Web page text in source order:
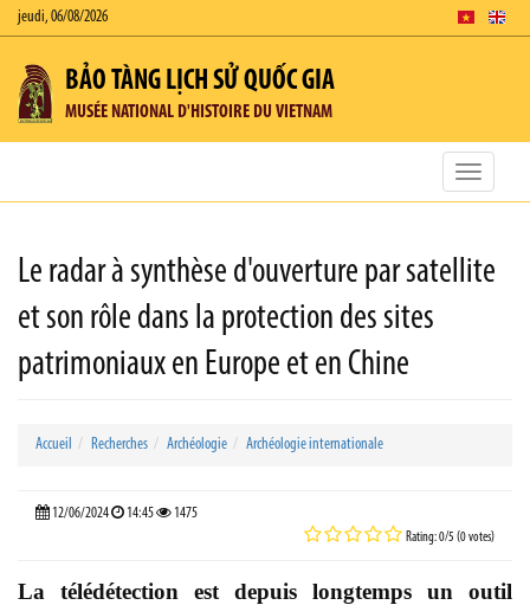
jeudi, 06/08/2026
BẢO TÀNG LỊCH SỬ QUỐC GIA
MUSÉE NATIONAL D'HISTOIRE DU VIETNAM
Toggle
Le radar à synthèse d'ouverture par satellite
et son rôle dans la protection des sites
patrimoniaux en Europe et en Chine
Accueil Recherches Archéologie Archéologie internationale
12/06/2024 14:45 1475
Rating: 0/5 (0 votes)
La télédétection est depuis longtemps un outil